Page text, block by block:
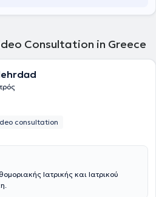
Consultation in Greece
consultation
Ιατρικής και Ιατρικού